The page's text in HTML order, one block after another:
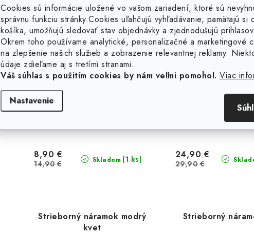
Cookies sú informácie uložené vo vašom zariadení, ktoré sú
správnu funkciu stránky.Cookies uľahčujú vyhľadávanie, pamätajú si
košíka, umožňujú sledovať stav objednávky a zjednodušujú
Okrem toho používame analytické, personalizačné a marketingové
na zlepšenie našich služieb a zobrazenie relevantnej reklamy.
údaje zdieľame aj s tretími stranami.
Váš súhlas s použitím cookies by nám veľmi pomohol. Viac
Nastavenie
40 %
Výpredaj
Skladom (1 ks)
8,90 €
14,90 €
16 %
Výpredaj
24,90 €
29,90 €
Strieborný náramok modrý
kvet
Strieborný